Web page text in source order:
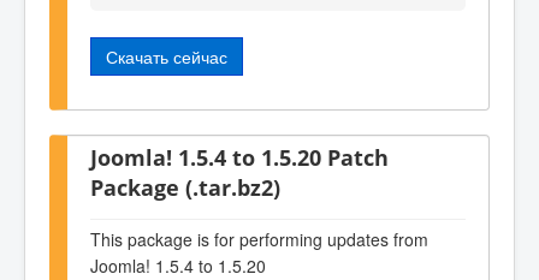
Скачать сейчас
Joomla! 1.5.4 to 1.5.20 Patch
Package (.tar.bz2)
This package is for performing updates from
Joomla! 1.5.4 to 1.5.20